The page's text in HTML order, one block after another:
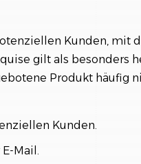
Kunden, mit
gilt als besonders
Produkt häufig
Kunden.
Mail.